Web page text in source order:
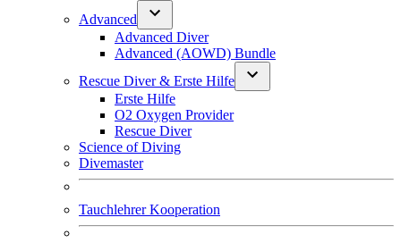
Advanced
Advanced Diver
Advanced (AOWD) Bundle
Rescue Diver & Erste Hilfe
Erste Hilfe
O2 Oxygen Provider
Rescue Diver
Science of Diving
Divemaster
Tauchlehrer Kooperation